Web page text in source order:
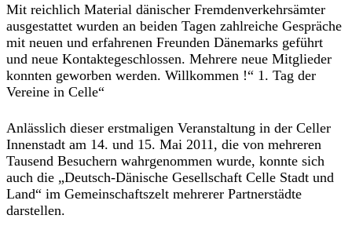
Mit reichlich Material dänischer Fremdenverkehrsämter
ausgestattet wurden an beiden Tagen zahlreiche Gespräche
mit neuen und erfahrenen Freunden Dänemarks geführt
und neue Kontaktegeschlossen. Mehrere neue Mitglieder
konnten geworben werden. Willkommen !“ 1. Tag der
Vereine in Celle“
Anlässlich dieser erstmaligen Veranstaltung in der Celler
Innenstadt am 14. und 15. Mai 2011, die von mehreren
Tausend Besuchern wahrgenommen wurde, konnte sich
auch die „Deutsch-Dänische Gesellschaft Celle Stadt und
Land“ im Gemeinschaftszelt mehrerer Partnerstädte
darstellen.